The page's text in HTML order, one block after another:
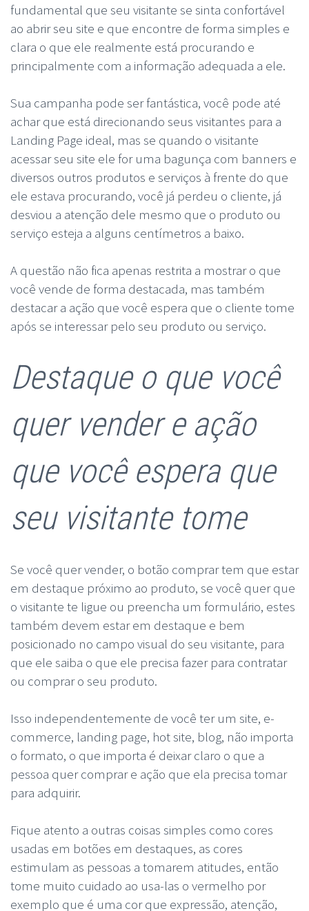
fundamental que seu visitante se sinta confortável
ao abrir seu site e que encontre de forma simples e
clara o que ele realmente está procurando e
principalmente com a informação adequada a ele.
Sua campanha pode ser fantástica, você pode até
achar que está direcionando seus visitantes para a
Landing Page ideal, mas se quando o visitante
acessar seu site ele for uma bagunça com banners e
diversos outros produtos e serviços à frente do que
ele estava procurando, você já perdeu o cliente, já
desviou a atenção dele mesmo que o produto ou
serviço esteja a alguns centímetros a baixo.
A questão não fica apenas restrita a mostrar o que
você vende de forma destacada, mas também
destacar a ação que você espera que o cliente tome
após se interessar pelo seu produto ou serviço.
Destaque o que você
quer vender e ação
que você espera que
seu visitante tome
Se você quer vender, o botão comprar tem que estar
em destaque próximo ao produto, se você quer que
o visitante te ligue ou preencha um formulário, estes
também devem estar em destaque e bem
posicionado no campo visual do seu visitante, para
que ele saiba o que ele precisa fazer para contratar
ou comprar o seu produto.
Isso independentemente de você ter um site, e-
commerce, landing page, hot site, blog, não importa
o formato, o que importa é deixar claro o que a
pessoa quer comprar e ação que ela precisa tomar
para adquirir.
Fique atento a outras coisas simples como cores
usadas em botões em destaques, as cores
estimulam as pessoas a tomarem atitudes, então
tome muito cuidado ao usa-las o vermelho por
exemplo que é uma cor que expressão, atenção,